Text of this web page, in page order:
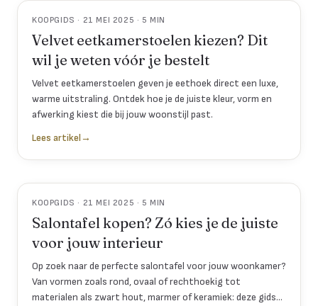
KOOPGIDS · 21 MEI 2025 · 5 MIN
Velvet eetkamerstoelen kiezen? Dit
wil je weten vóór je bestelt
Velvet eetkamerstoelen geven je eethoek direct een luxe,
warme uitstraling. Ontdek hoe je de juiste kleur, vorm en
afwerking kiest die bij jouw woonstijl past.
Lees artikel→
KOOPGIDS · 21 MEI 2025 · 5 MIN
Salontafel kopen? Zó kies je de juiste
voor jouw interieur
Op zoek naar de perfecte salontafel voor jouw woonkamer?
Van vormen zoals rond, ovaal of rechthoekig tot
materialen als zwart hout, marmer of keramiek: deze gids